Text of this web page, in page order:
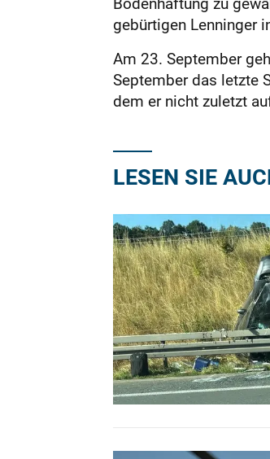
gebürtigen Lenninger
Am 23. September
September das letzte
dem er nicht zuletzt
LESEN SIE